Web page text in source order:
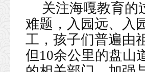
关注海嘎教育的
难题，入园远、入
工，孩子们普遍由
但10余公里的盘山